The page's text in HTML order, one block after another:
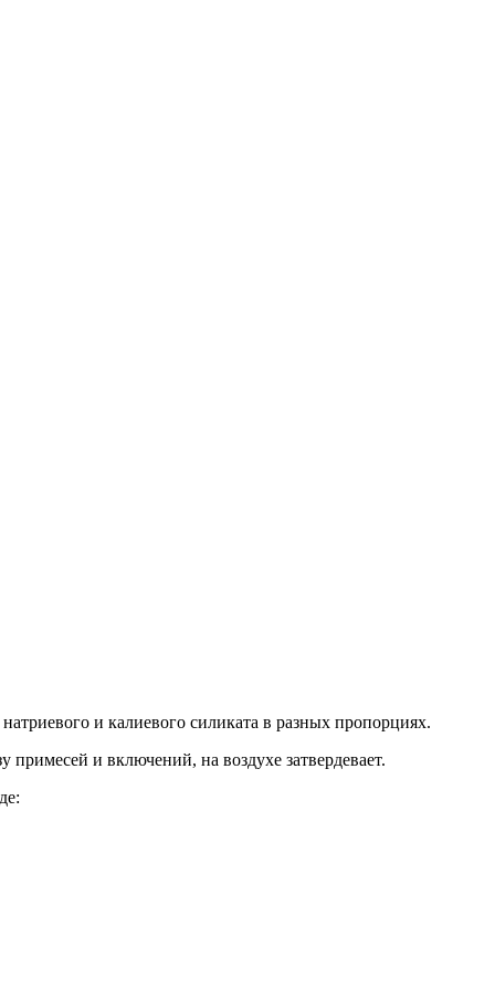
и калиевого силиката в разных пропорциях.
примесей и включений, на воздухе затвердевает.